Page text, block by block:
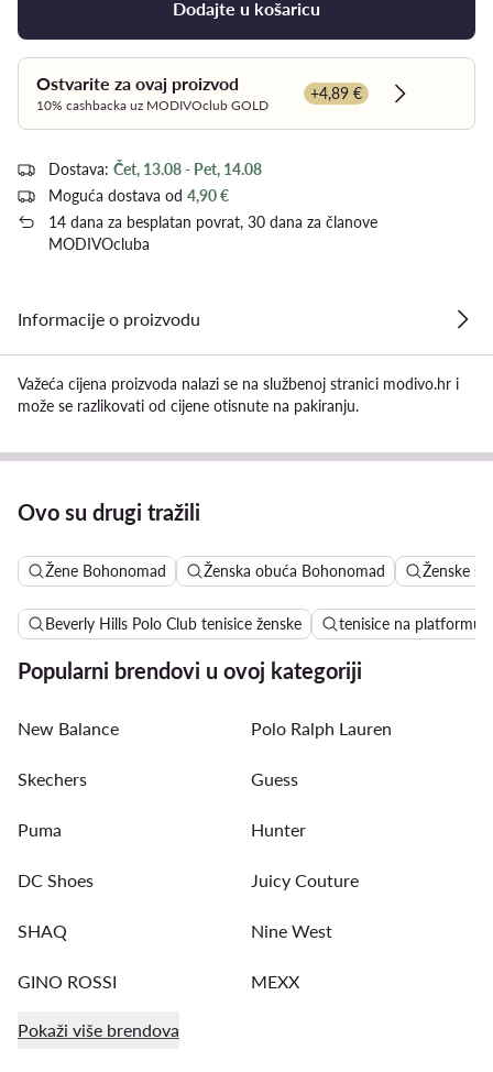
Dodajte u košaricu
Ostvarite za ovaj proizvod
10% cashbacka uz MODIVOclub GOLD
+4,89 €
Dowiedz
Dostava: Čet, 13.08 - Pet, 14.08
Moguća dostava od 4,90 €
14 dana za besplatan povrat, 30 dana za članove
MODIVOcluba
Informacije o proizvodu
Važeća cijena proizvoda nalazi se na službenoj stranici modivo.hr i
može se razlikovati od cijene otisnute na pakiranju.
Ovo su drugi tražili
Žene Bohonomad Ženska obuća Bohonomad Ženske
Beverly Hills Polo Club tenisice ženske tenisice na platformu
Popularni brendovi u ovoj kategoriji
New Balance Polo Ralph Lauren
Skechers Guess
Puma Hunter
DC Shoes Juicy Couture
SHAQ Nine West
GINO ROSSI MEXX
Pokaži više brendova